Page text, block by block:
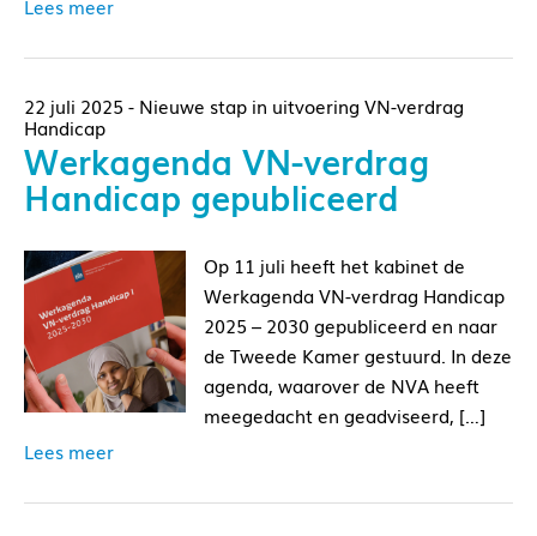
Lees meer
22 juli 2025 - Nieuwe stap in uitvoering VN-verdrag
Handicap
Werkagenda VN-verdrag
Handicap gepubliceerd
Op 11 juli heeft het kabinet de
Werkagenda VN-verdrag Handicap
2025 – 2030 gepubliceerd en naar
de Tweede Kamer gestuurd. In deze
agenda, waarover de NVA heeft
meegedacht en geadviseerd, […]
Lees meer